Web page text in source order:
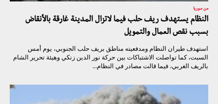
من سوريا
النظام يستهدف ريف حلب فيما لاتزال المدينة غارقة بالأنقاض
بسبب نقص العمال والتمويل
استهدف طيران النظام ومدفعيته مناطق بريف حلب الجنوبي، يوم أمس
السبت، كما تواصلت الاشتباكات بين حركة نور الدين زنكي وهيئة تحرير الشام
بالريف الغربي، فيما قالت مصادر في النظام...